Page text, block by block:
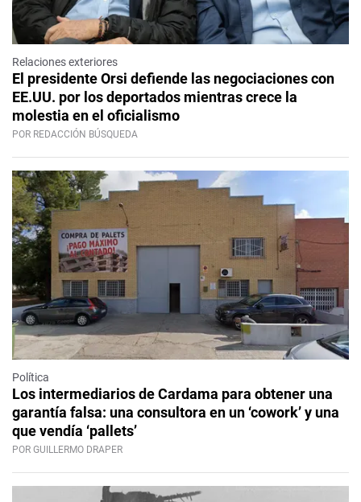
Relaciones exteriores
El presidente Orsi defiende las negociaciones con
EE.UU. por los deportados mientras crece la
molestia en el oficialismo
POR REDACCIÓN BÚSQUEDA
Política
Los intermediarios de Cardama para obtener una
garantía falsa: una consultora en un ‘cowork’ y una
que vendía ‘pallets’
POR GUILLERMO DRAPER